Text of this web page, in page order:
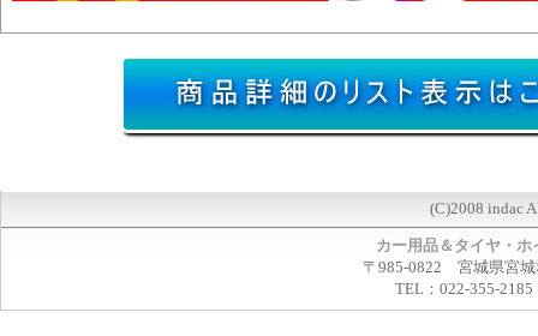
(C)2008 indac
カー用品＆タイヤ・
〒985-0822 宮城県宮城
TEL：022-355-